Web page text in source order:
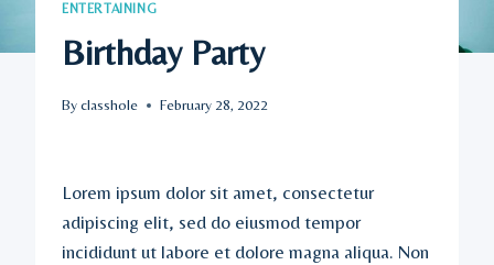
ENTERTAINING
Birthday Party
Byclasshole February 28, 2022
Lorem ipsum dolor sit amet, consectetur
adipiscing elit, sed do eiusmod tempor
incididunt ut labore et dolore magna aliqua. Non